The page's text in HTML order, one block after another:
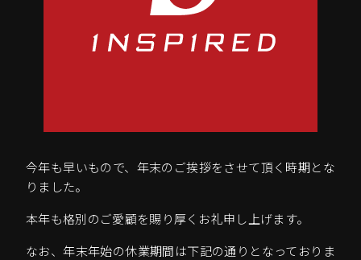
今年も早いもので、年末のご挨拶をさせて頂く時期とな
りました。
本年も格別のご愛顧を賜り厚くお礼申し上げます。
なお、年末年始の休業期間は下記の通りとなっておりま